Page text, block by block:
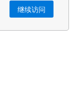
继续访问